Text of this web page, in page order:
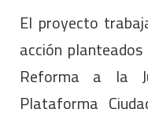
El proyecto
acción
Reforma a la
Plataforma